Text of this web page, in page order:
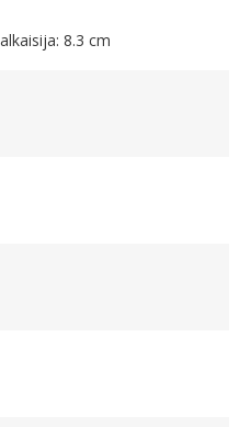
8.3 cm